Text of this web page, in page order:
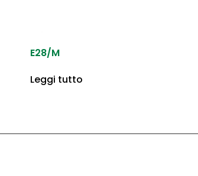
E28/M
Leggi tutto